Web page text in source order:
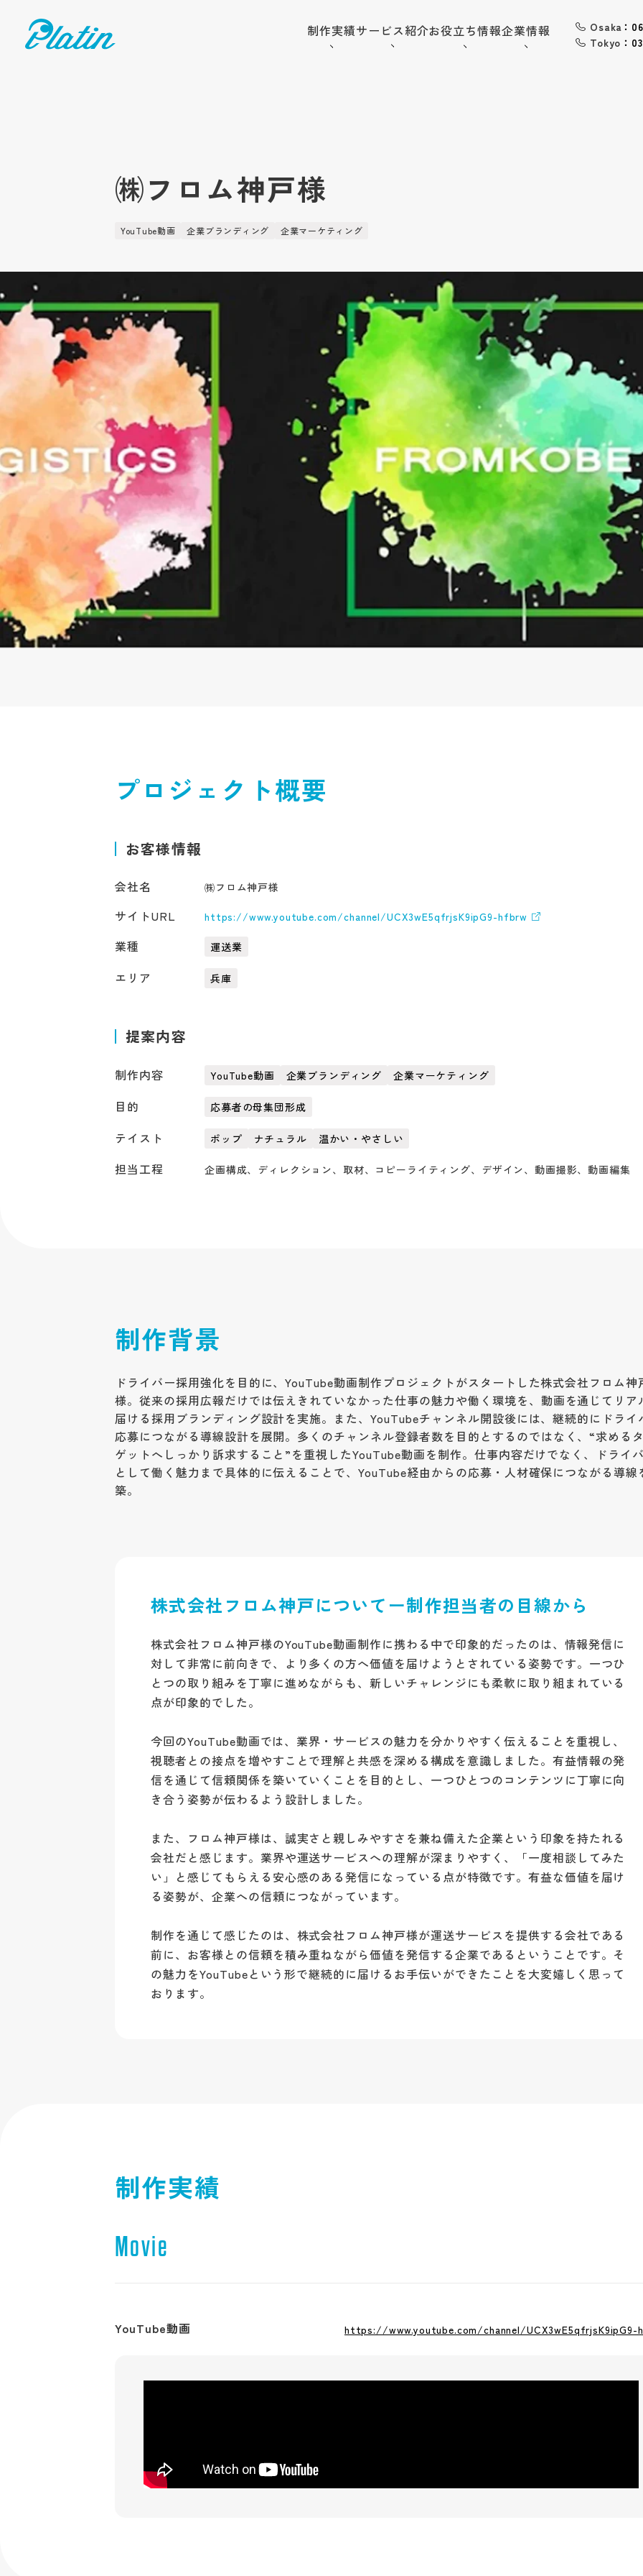
制作実績サービス紹介お役立ち情報企業情報 Osaka ：
Tokyo ：
Osaka：
06-6568-
企業情報
会社概要
企業文化
アクセス
お知らせ
制作実績
採用サイト
企業サイト
サービス・ブランド・集客サイト
採用動画
企業動画
etc.
サービス
採用系サービス
採用サイト制作
採用動画制作
採用パンフレット制作
採用ツール制作
採用支援(コンサルティング・求人媒体)
企業・営業系サービス
企業サイト制作
YouTube動画制作
企業動画制作
サービスサイト制作
商品サービス紹介動画制作
企業パンフレット制作
営業パンフレット制作
社員紹介
お役立ち情報
よくある質問
採用情報
プライバシーポリシー
㈱フロム神戸様
YouTube動画 企業ブランディング 企業マーケティング
プロジェクト概要
お客様情報
会社名 ㈱フロム神戸様
サイトURL https://www.youtube.com/channel/UCX3wE5qfrjsK9ipG9-hfbrw
業種 運送業
エリア 兵庫
提案内容
制作内容 YouTube動画 企業ブランディング 企業マーケティング
目的 応募者の母集団形成
テイスト ポップ ナチュラル 温かい・やさしい
担当工程 企画構成、ディレクション、取材、コピーライティング、デザイン、動画撮影、動画編集
制作背景
ドライバー採用強化を目的に、YouTube動画制作プロジェクトがスタートした株式会社フロム神
様。従来の採用広報だけでは伝えきれていなかった仕事の魅力や働く環境を、動画を通じてリア
届ける採用ブランディング設計を実施。また、YouTubeチャンネル開設後には、継続的にドライ
応募につながる導線設計を展開。多くのチャンネル登録者数を目的とするのではなく、“求める
ゲットへしっかり訴求すること”を重視したYouTube動画を制作。仕事内容だけでなく、ドライ
として働く魅力まで具体的に伝えることで、YouTube経由からの応募・人材確保につながる導線
築。
株式会社フロム神戸についてー制作担当者の目線から
株式会社フロム神戸様のYouTube動画制作に携わる中で印象的だったのは、情報発信に
対して非常に前向きで、より多くの方へ価値を届けようとされている姿勢です。一つひ
とつの取り組みを丁寧に進めながらも、新しいチャレンジにも柔軟に取り組まれている
点が印象的でした。
今回のYouTube動画では、業界・サービスの魅力を分かりやすく伝えることを重視し、
視聴者との接点を増やすことで理解と共感を深める構成を意識しました。有益情報の発
信を通じて信頼関係を築いていくことを目的とし、一つひとつのコンテンツに丁寧に向
き合う姿勢が伝わるよう設計しました。
また、フロム神戸様は、誠実さと親しみやすさを兼ね備えた企業という印象を持たれる
会社だと感じます。業界や運送サービスへの理解が深まりやすく、「一度相談してみた
い」と感じてもらえる安心感のある発信になっている点が特徴です。有益な価値を届け
る姿勢が、企業への信頼につながっています。
制作を通じて感じたのは、株式会社フロム神戸様が運送サービスを提供する会社である
前に、お客様との信頼を積み重ねながら価値を発信する企業であるということです。そ
の魅力をYouTubeという形で継続的に届けるお手伝いができたことを大変嬉しく思って
おります。
制作実績
Movie
YouTube動画 https://www.youtube.com/channel/UCX3wE5qfrjsK9ipG9-